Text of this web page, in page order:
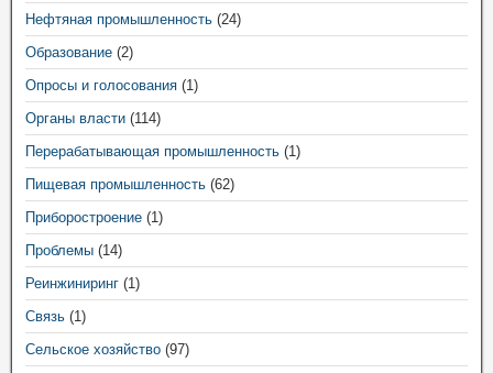
Нефтяная промышленность (24)
Образование (2)
Опросы и голосования (1)
Органы власти (114)
Перерабатывающая промышленность (1)
Пищевая промышленность (62)
Приборостроение (1)
Проблемы (14)
Реинжиниринг (1)
Связь (1)
Сельское хозяйство (97)